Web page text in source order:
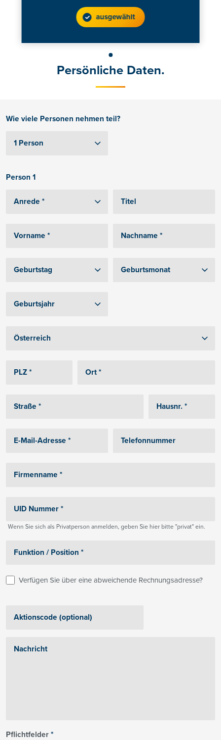
ausgewählt
Persönliche Daten.
Wie viele Personen nehmen teil?
Person 1
Wenn Sie sich als Privatperson anmelden, geben Sie hier bitte "privat" ein.
Verfügen Sie über eine abweichende Rechnungsadresse?
Pflichtfelder*